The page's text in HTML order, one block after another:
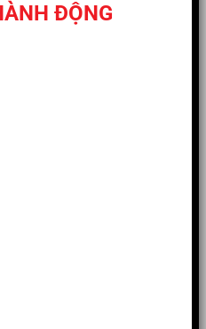
ĐỘNG